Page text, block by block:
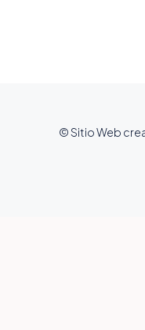
© Sitio Web